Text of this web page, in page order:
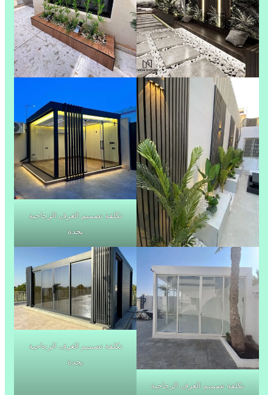
تكلفة تصميم الغرف الزجاجية
بجدة
تكلفة تصميم الغرف الزجاجية
تكلفة تصميم الغرف الزجاجية
بجدة